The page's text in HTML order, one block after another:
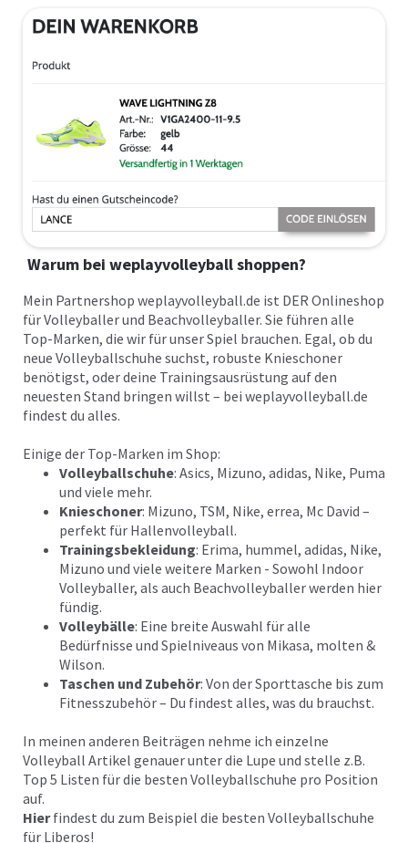
Warum bei weplayvolleyball shoppen?
Mein Partnershop weplayvolleyball.de ist DER Onlineshop
für Volleyballer und Beachvolleyballer. Sie führen alle
Top-Marken, die wir für unser Spiel brauchen. Egal, ob du
neue Volleyballschuhe suchst, robuste Knieschoner
benötigst, oder deine Trainingsausrüstung auf den
neuesten Stand bringen willst – bei weplayvolleyball.de
findest du alles.
Einige der Top-Marken im Shop:
Volleyballschuhe: Asics, Mizuno, adidas, Nike, Puma
und viele mehr.
Knieschoner: Mizuno, TSM, Nike, errea, Mc David –
perfekt für Hallenvolleyball.
Trainingsbekleidung: Erima, hummel, adidas, Nike,
Mizuno und viele weitere Marken - Sowohl Indoor
Volleyballer, als auch Beachvolleyballer werden hier
fündig.
Volleybälle: Eine breite Auswahl für alle
Bedürfnisse und Spielniveaus von Mikasa, molten &
Wilson.
Taschen und Zubehör: Von der Sporttasche bis zum
Fitnesszubehör – Du findest alles, was du brauchst.
In meinen anderen Beiträgen nehme ich einzelne
Volleyball Artikel genauer unter die Lupe und stelle z.B.
Top 5 Listen für die besten Volleyballschuhe pro Position
auf.
Hierfindest du zum Beispiel die besten Volleyballschuhe
für Liberos!